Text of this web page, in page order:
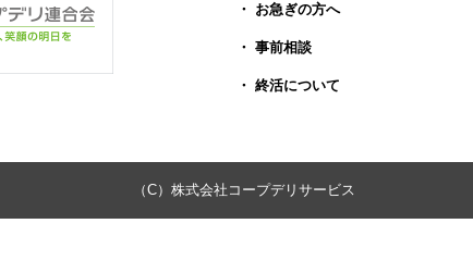
・ お急ぎの方へ
・ 事前相談
・ 終活について
（C）株式会社コープデリサービス